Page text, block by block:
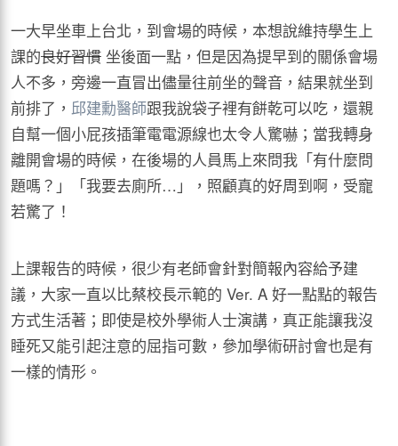
一大早坐車上台北，到會場的時候，本想說維持學生上
課的良好習慣 坐後面一點，但是因為提早到的關係會場
人不多，旁邊一直冒出儘量往前坐的聲音，結果就坐到
前排了， 邱建勳醫師跟我說袋子裡有餅乾可以吃，還親
自幫一個小屁孩插筆電電源線也太令人驚嚇；當我轉身
離開會場的時候，在後場的人員馬上來問我「有什麼問
題嗎？」「我要去廁所…」，照顧真的好周到啊，受寵
若驚了！
上課報告的時候，很少有老師會針對簡報內容給予建
議，大家一直以比蔡校長示範的 Ver. A 好一點點的報告
方式生活著；即使是校外學術人士演講，真正能讓我沒
睡死又能引起注意的屈指可數，參加學術研討會也是有
一樣的情形。